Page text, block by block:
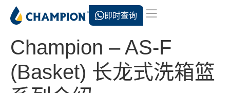
即时查询
Champion – AS-F
(Basket) 长龙式洗箱篮